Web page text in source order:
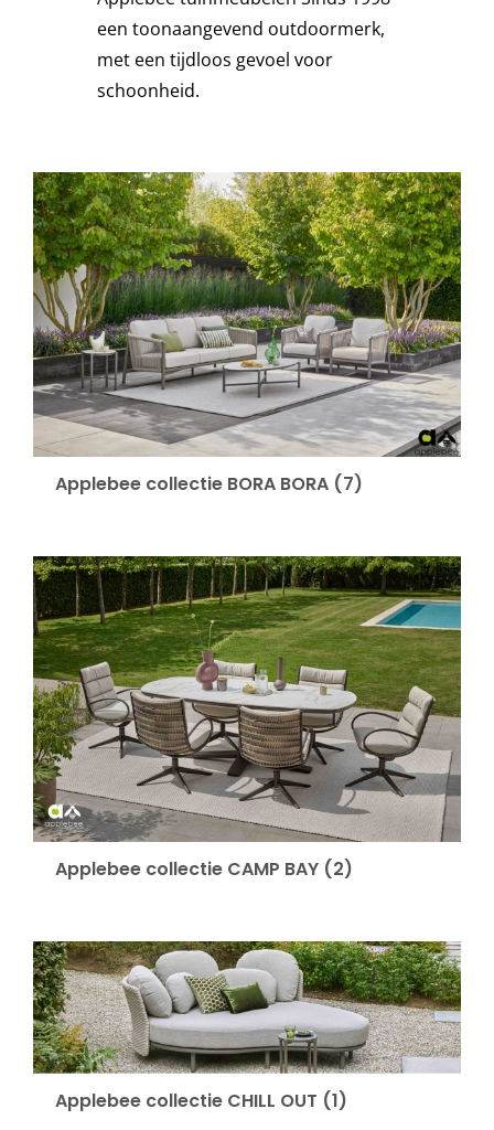
Bijzettafels
Barset
Deck Chairs + voetbanken
Banken
Ligbedden
Buitenkleden
Tuinkussens
Beschermhoezen
Verlichting
Accessoires en Kado
Onze merken
een toonaangevend outdoormerk,
met een tijdloos gevoel voor
schoonheid.
Applebee collectie BORA BORA (7)
Applebee collectie CAMP BAY (2)
Applebee collectie CHILL OUT (1)